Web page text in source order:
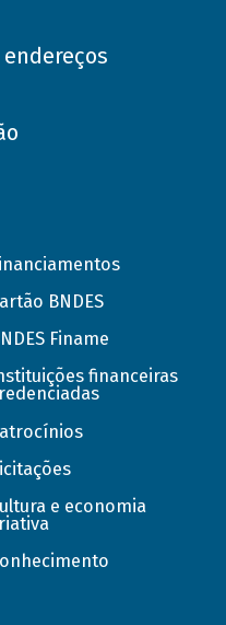
BNDES
Finame
financeiras
e economia